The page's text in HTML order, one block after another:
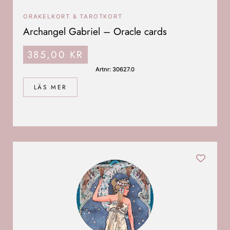
LÄS MER
ORAKELKORT & TAROTKORT
Archangel Gabriel – Oracle cards
385,00 KR
Artnr: 30627.0